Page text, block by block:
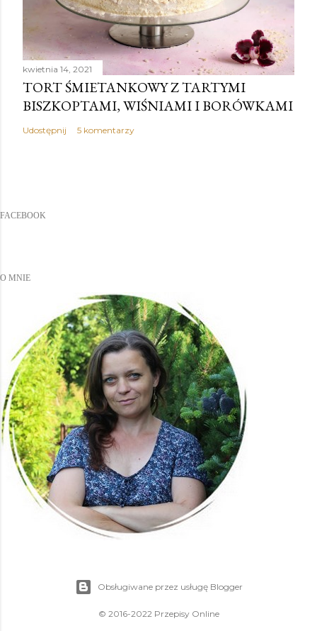
kwietnia 14, 2021
TORT ŚMIETANKOWY Z TARTYMI
BISZKOPTAMI, WIŚNIAMI I BORÓWKAMI
Udostępnij 5 komentarzy
FACEBOOK
O MNIE
Obsługiwane przez usługę Blogger
© 2016-2022 Przepisy Online